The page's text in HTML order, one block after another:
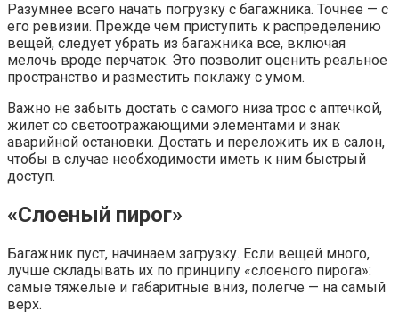
Разумнее всего начать погрузку с багажника. Точнее — с
его ревизии. Прежде чем приступить к распределению
вещей, следует убрать из багажника все, включая
мелочь вроде перчаток. Это позволит оценить реальное
пространство и разместить поклажу с умом.
Важно не забыть достать с самого низа трос с аптечкой,
жилет со светоотражающими элементами и знак
аварийной остановки. Достать и переложить их в салон,
чтобы в случае необходимости иметь к ним быстрый
доступ.
«Слоеный пирог»
Багажник пуст, начинаем загрузку. Если вещей много,
лучше складывать их по принципу «слоеного пирога»:
самые тяжелые и габаритные вниз, полегче — на самый
верх.